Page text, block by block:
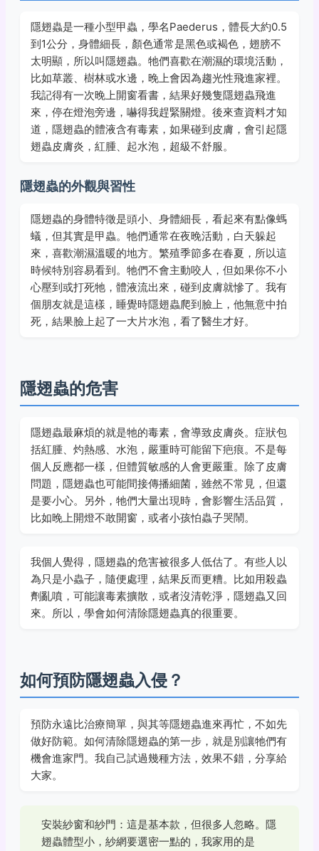
隱翅蟲是一種小型甲蟲，學名Paederus，體長大約0.5
到1公分，身體細長，顏色通常是黑色或褐色，翅膀不
太明顯，所以叫隱翅蟲。牠們喜歡在潮濕的環境活動，
比如草叢、樹林或水邊，晚上會因為趨光性飛進家裡。
我記得有一次晚上開窗看書，結果好幾隻隱翅蟲飛進
來，停在燈泡旁邊，嚇得我趕緊關燈。後來查資料才知
道，隱翅蟲的體液含有毒素，如果碰到皮膚，會引起隱
翅蟲皮膚炎，紅腫、起水泡，超級不舒服。
隱翅蟲的外觀與習性
隱翅蟲的身體特徵是頭小、身體細長，看起來有點像螞
蟻，但其實是甲蟲。牠們通常在夜晚活動，白天躲起
來，喜歡潮濕溫暖的地方。繁殖季節多在春夏，所以這
時候特別容易看到。牠們不會主動咬人，但如果你不小
心壓到或打死牠，體液流出來，碰到皮膚就慘了。我有
個朋友就是這樣，睡覺時隱翅蟲爬到臉上，他無意中拍
死，結果臉上起了一大片水泡，看了醫生才好。
隱翅蟲的危害
隱翅蟲最麻煩的就是牠的毒素，會導致皮膚炎。症狀包
括紅腫、灼熱感、水泡，嚴重時可能留下疤痕。不是每
個人反應都一樣，但體質敏感的人會更嚴重。除了皮膚
問題，隱翅蟲也可能間接傳播細菌，雖然不常見，但還
是要小心。另外，牠們大量出現時，會影響生活品質，
比如晚上開燈不敢開窗，或者小孩怕蟲子哭鬧。
我個人覺得，隱翅蟲的危害被很多人低估了。有些人以
為只是小蟲子，隨便處理，結果反而更糟。比如用殺蟲
劑亂噴，可能讓毒素擴散，或者沒清乾淨，隱翅蟲又回
來。所以，學會如何清除隱翅蟲真的很重要。
如何預防隱翅蟲入侵？
預防永遠比治療簡單，與其等隱翅蟲進來再忙，不如先
做好防範。如何清除隱翅蟲的第一步，就是別讓牠們有
機會進家門。我自己試過幾種方法，效果不錯，分享給
大家。
安裝紗窗和紗門：這是基本款，但很多人忽略。隱
翅蟲體型小，紗網要選密一點的，我家用的是